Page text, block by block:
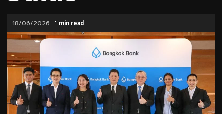
18/06/2026 1 min read